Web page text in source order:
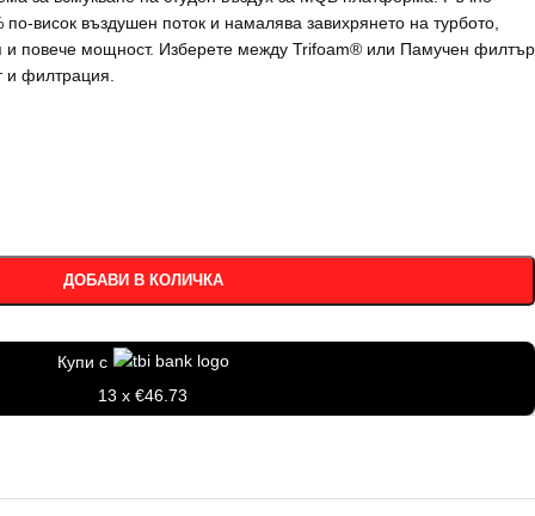
по-висок въздушен поток и намалява завихрянето на турбото,
и повече мощност. Изберете между Trifoam® или Памучен филтър
и филтрация.
ДОБАВИ В КОЛИЧКА
Купи с
13 x €46.73